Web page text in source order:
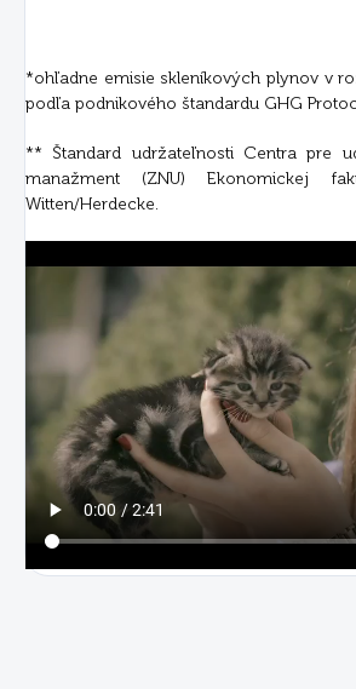
*ohľadne emisie skleníkových plynov v
podľa podnikového štandardu GHG
** Štandard udržateľnosti Centra pre
manažment (ZNU) Ekonomickej
Witten/Herdecke.